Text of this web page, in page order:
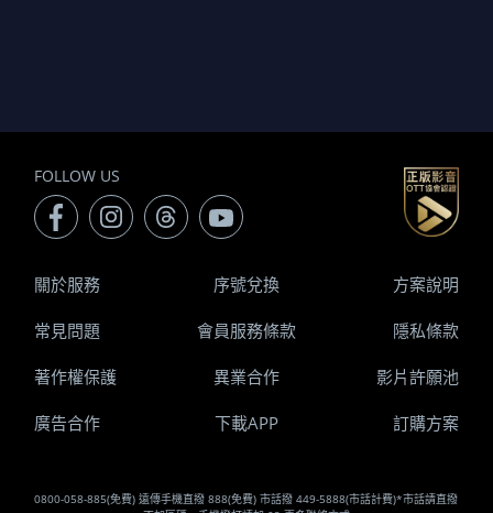
FOLLOW US
0800-058-885(免費) 遠傳手機直撥 888(免費) 市話撥 449-5888(市話計費)*市話請直撥
關於服務 序號兌換 方案說明
常見問題 會員服務條款 隱私條款
著作權保護 異業合作 影片許願池
廣告合作 下載APP 訂購方案